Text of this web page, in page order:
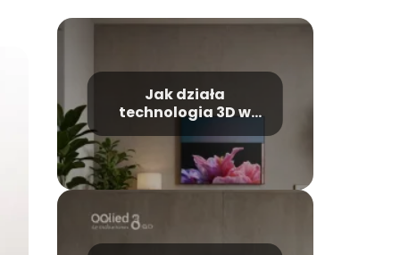
Jak działa
technologia 3D w